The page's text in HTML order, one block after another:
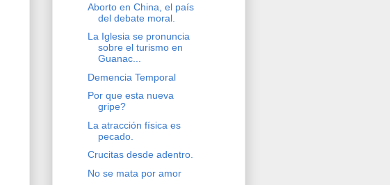
Aborto en China, el país
del debate moral.
La Iglesia se pronuncia
sobre el turismo en
Guanac...
Demencia Temporal
Por que esta nueva
gripe?
La atracción física es
pecado.
Crucitas desde adentro.
No se mata por amor